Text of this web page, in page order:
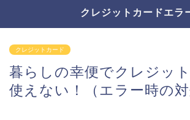
クレジットカードエラ
クレジットカード
暮らしの幸便でクレジッ
使えない！（エラー時の対